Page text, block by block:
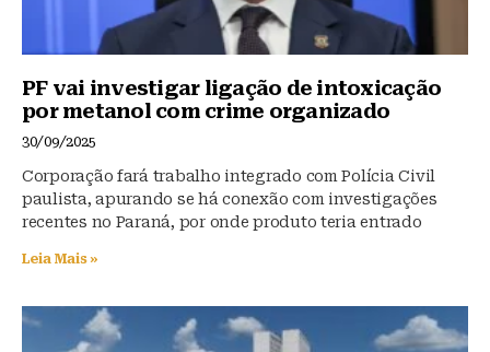
PF vai investigar ligação de intoxicação
por metanol com crime organizado
30/09/2025
Corporação fará trabalho integrado com Polícia Civil
paulista, apurando se há conexão com investigações
recentes no Paraná, por onde produto teria entrado
Leia Mais »